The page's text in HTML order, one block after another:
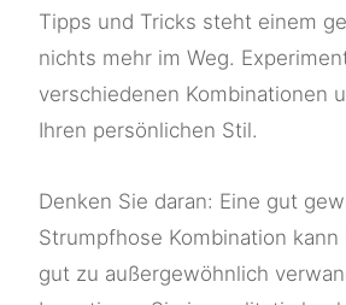
Tipps und Tricks steht einem
nichts mehr im Weg.
verschiedenen Kombinationen
Ihren persönlichen Stil.
Denken Sie daran: Eine gut
Strumpfhose Kombination
gut zu außergewöhnlich